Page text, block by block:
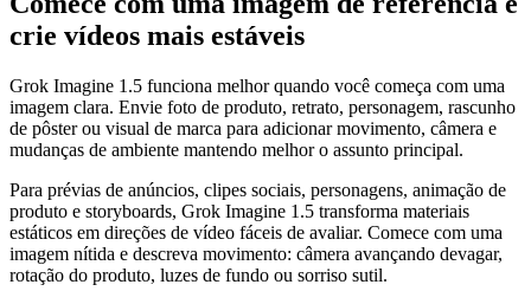
crie vídeos mais estáveis
Grok Imagine 1.5 funciona melhor quando você começa com uma
imagem clara. Envie foto de produto, retrato, personagem, rascunho
de pôster ou visual de marca para adicionar movimento, câmera e
mudanças de ambiente mantendo melhor o assunto principal.
Para prévias de anúncios, clipes sociais, personagens, animação de
produto e storyboards, Grok Imagine 1.5 transforma materiais
estáticos em direções de vídeo fáceis de avaliar. Comece com uma
imagem nítida e descreva movimento: câmera avançando devagar,
rotação do produto, luzes de fundo ou sorriso sutil.